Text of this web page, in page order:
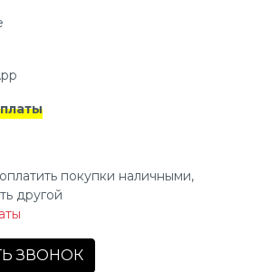
покупки наличными,
другой
ЗВОНОК